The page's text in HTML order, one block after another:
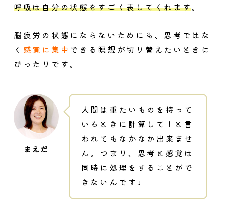
呼吸は自分の状態をすごく表してくれます。
脳疲労の状態にならないためにも、思考ではな
く 感覚に集中 できる瞑想が切り替えたいときに
ぴったりです。
人間は重たいものを持って
いるときに計算して！と言
われてもなかなか出来ませ
ん。つまり、思考と感覚は
同時に処理をすることがで
きないんです♩